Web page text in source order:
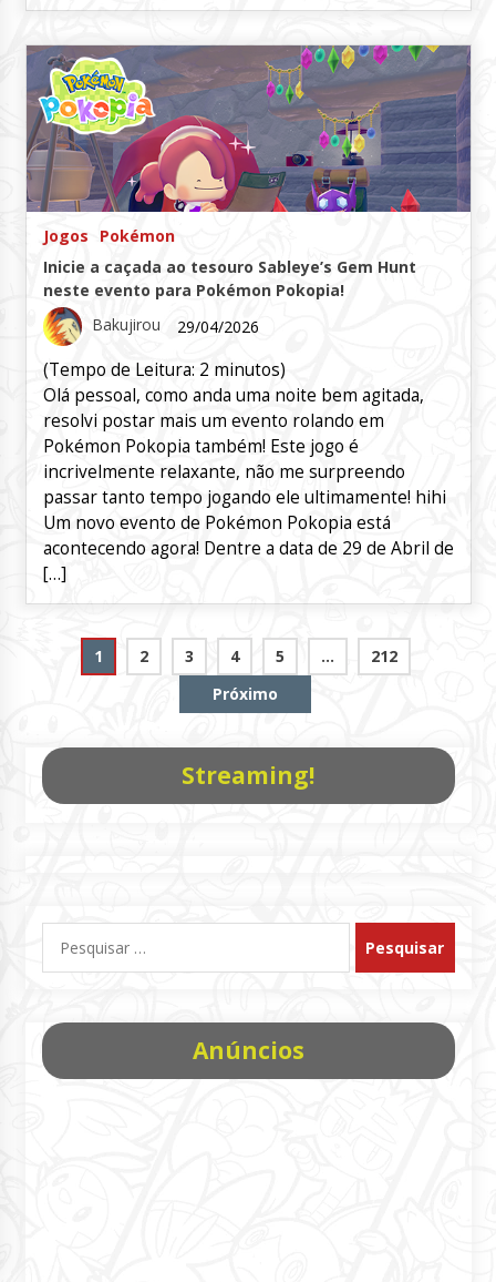
Jogos
Pokémon
Inicie a caçada ao tesouro Sableye’s Gem Hunt
neste evento para Pokémon Pokopia!
Bakujirou
29/04/2026
(Tempo de Leitura: 2 minutos)
Olá pessoal, como anda uma noite bem agitada,
resolvi postar mais um evento rolando em
Pokémon Pokopia também! Este jogo é
incrivelmente relaxante, não me surpreendo
passar tanto tempo jogando ele ultimamente! hihi
Um novo evento de Pokémon Pokopia está
acontecendo agora! Dentre a data de 29 de Abril de
[…]
Paginação
1 2 3 4 5 …
212
Próximo
Streaming!
por:
Anúncios